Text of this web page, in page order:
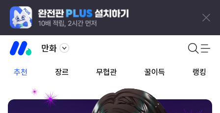
만화
추천 장르 무협관 꿀이득 랭킹